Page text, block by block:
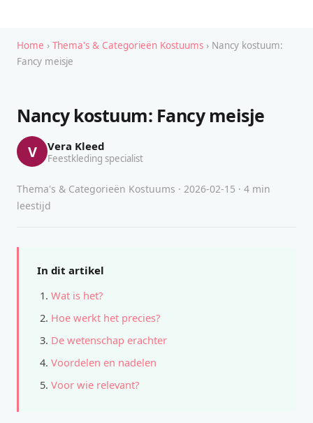
Home › Thema's & Categorieën Kostuums › Nancy kostuum:
Fancy meisje
Nancy kostuum: Fancy meisje
V Vera Kleed
Feestkleding specialist
Thema's & Categorieën Kostuums · 2026-02-15 · 4 min
leestijd
In dit artikel
Wat is het?
Hoe werkt het precies?
De wetenschap erachter
Voordelen en nadelen
Voor wie relevant?